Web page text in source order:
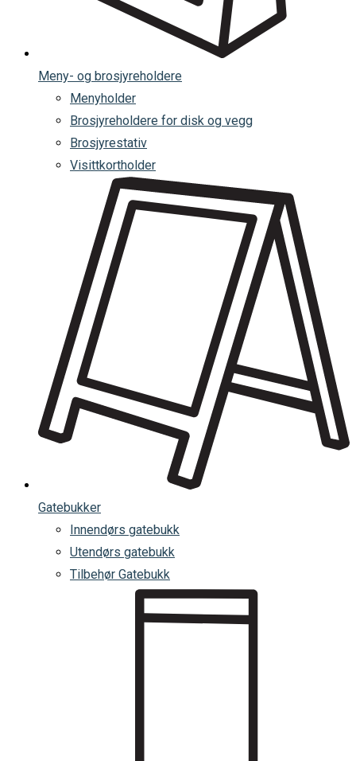
Meny- og brosjyreholdere
Menyholder
Brosjyreholdere for disk og vegg
Brosjyrestativ
Visittkortholder
Gatebukker
Innendørs gatebukk
Utendørs gatebukk
Tilbehør Gatebukk